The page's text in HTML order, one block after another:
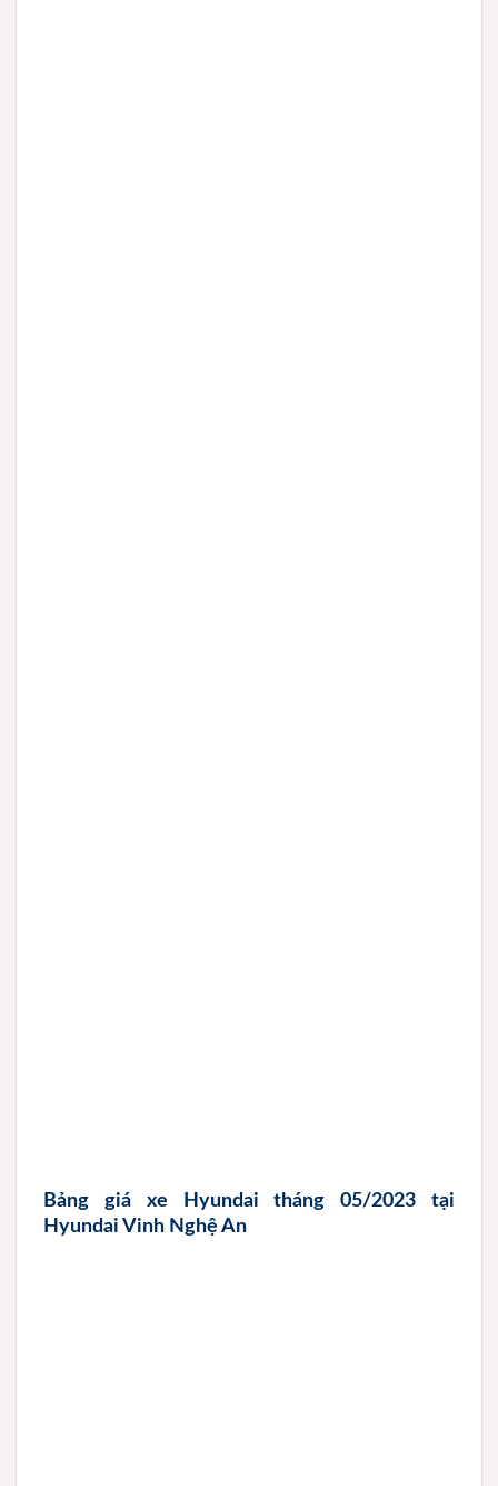
Bảng giá xe Hyundai tháng 05/2023 tại
Hyundai Vinh Nghệ An